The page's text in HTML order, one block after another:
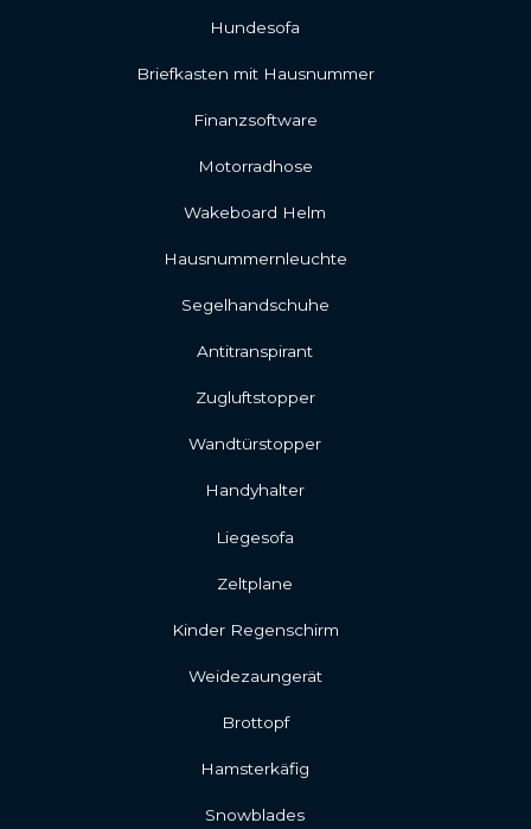
Hundesofa
Briefkasten mit Hausnummer
Finanzsoftware
Motorradhose
Wakeboard Helm
Hausnummernleuchte
Segelhandschuhe
Antitranspirant
Zugluftstopper
Wandtürstopper
Handyhalter
Liegesofa
Zeltplane
Kinder Regenschirm
Weidezaungerät
Brottopf
Hamsterkäfig
Snowblades